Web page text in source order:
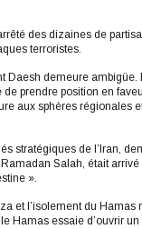
des dizaines de
terroristes.
demeure
prendre position en
aux sphères régionales
stratégiques de l’Iran,
Salah, était
».
et l’isolement du
Hamas essaie d’ouvrir